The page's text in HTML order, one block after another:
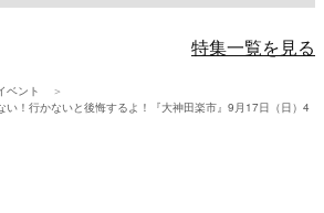
特集一覧を見る
ベント
い！行かないと後悔するよ！『大神田楽市』9月17日（日）4